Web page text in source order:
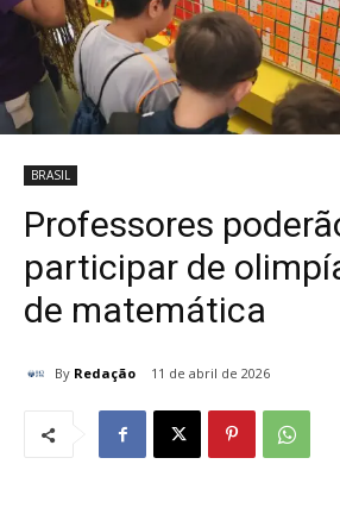
BRASIL
Professores
participar de
de matemática
By Redação 11 de abril de 2026